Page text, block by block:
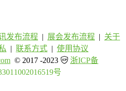
发布流程 | 展会发布流程 | 关于
| 联系方式 | 使用协议
© 2017 -2023
浙ICP备
号